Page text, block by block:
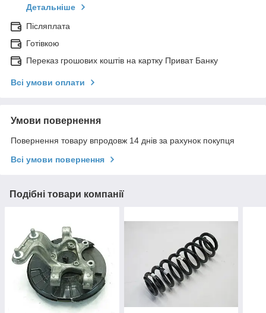
Детальніше
Післяплата
Готівкою
Переказ грошових коштів на картку Приват Банку
Всі умови оплати
Умови повернення
Повернення товару впродовж 14 днів за рахунок покупця
Всі умови повернення
Подібні товари компанії